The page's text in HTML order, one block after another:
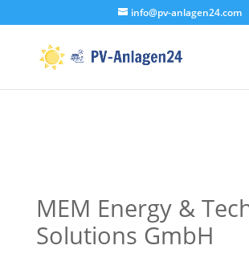
info@pv-anlagen24.com
MEM Energy &
Solutions GmbH